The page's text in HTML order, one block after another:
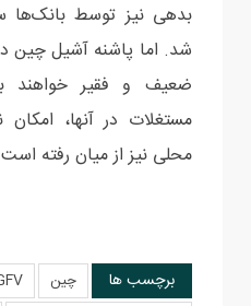
بدهی نیز توسط بانک‌ها
شد. اما پاشنه آشیل
ضعیف‌ و فقیر خواهند
مستغلات در آنها،
محلی نیز از میان رفته
برچسب ها چین